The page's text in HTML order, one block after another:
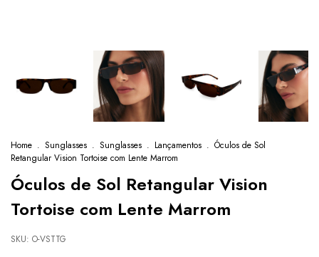
Home . Sunglasses . Sunglasses . Lançamentos . Óculos de Sol
Retangular Vision Tortoise com Lente Marrom
Óculos de Sol Retangular Vision
Tortoise com Lente Marrom
SKU: O-VSTTG